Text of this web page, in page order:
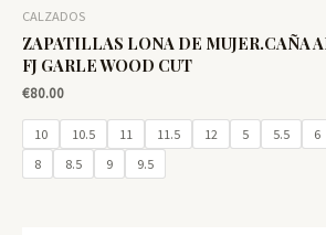
CALZADOS
ZAPATILLAS LONA DE MUJER.CAÑA
FJ GARLE WOOD CUT
€80.00
10 10.5 11 11.5 12 5 5.5 6
8
8.5 9 9.5